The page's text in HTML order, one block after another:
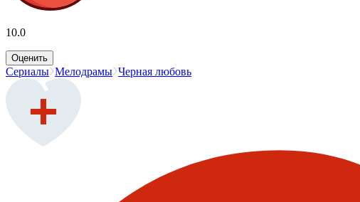
10.0
Оценить
Сериалы Мелодрамы Черная любовь